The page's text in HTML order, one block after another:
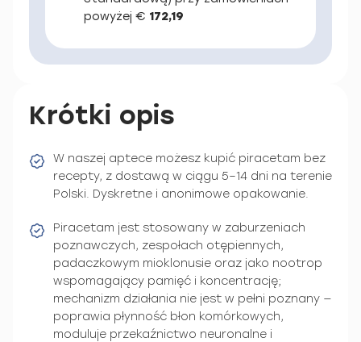
powyżej € 172,19
Krótki opis
W naszej aptece możesz kupić piracetam bez
recepty, z dostawą w ciągu 5–14 dni na terenie
Polski. Dyskretne i anonimowe opakowanie.
Piracetam jest stosowany w zaburzeniach
poznawczych, zespołach otępiennych,
padaczkowym mioklonusie oraz jako nootrop
wspomagający pamięć i koncentrację;
mechanizm działania nie jest w pełni poznany —
poprawia płynność błon komórkowych,
moduluje przekaźnictwo neuronalne i